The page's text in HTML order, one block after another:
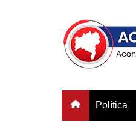
Política